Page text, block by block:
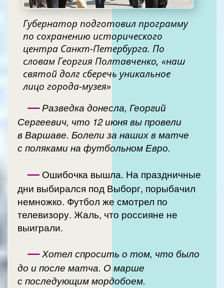
Губернатор подготовил программу
по сохранению исторического
центра Санкт-Петербурга. По
словам Георгия Полтавченко, «наш
святой долг сберечь уникальное
лицо города-музея»
—Разведка донесла, Георгий
Сергеевич, что 12 июня вы провели
в Варшаве. Болели за наших в матче
с поляками на футбольном Евро.
— Ошибочка вышла. На праздничные
дни выбирался под Выборг, порыбачил
немножко. Футбол же смотрел по
телевизору. Жаль, что россияне не
выиграли.
—Хотел спросить о том, что было
до и после матча. О марше
с последующим мордобоем.